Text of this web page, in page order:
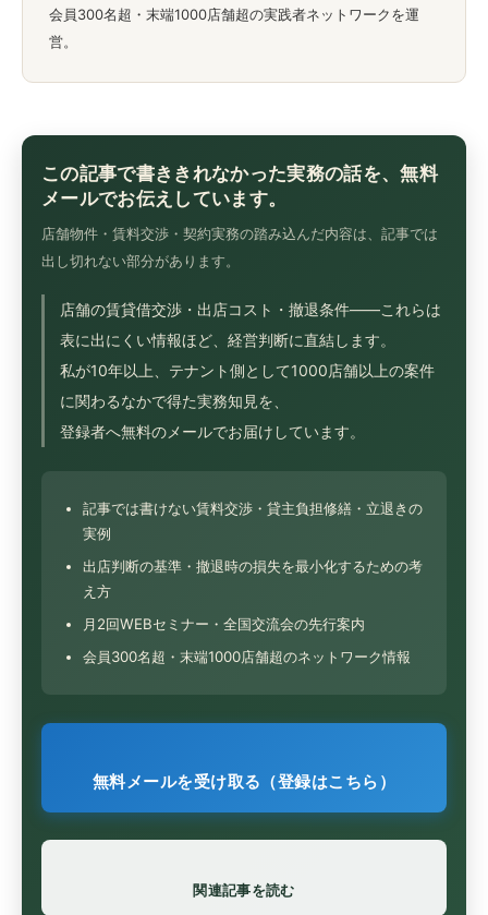
会員300名超・末端1000店舗超の実践者ネットワークを運
営。
この記事で書ききれなかった実務の話を、無料
メールでお伝えしています。
店舗物件・賃料交渉・契約実務の踏み込んだ内容は、記事では
出し切れない部分があります。
店舗の賃貸借交渉・出店コスト・撤退条件——これらは
表に出にくい情報ほど、経営判断に直結します。
私が10年以上、テナント側として1000店舗以上の案件
に関わるなかで得た実務知見を、
登録者へ無料のメールでお届けしています。
記事では書けない賃料交渉・貸主負担修繕・立退きの
実例
出店判断の基準・撤退時の損失を最小化するための考
え方
月2回WEBセミナー・全国交流会の先行案内
会員300名超・末端1000店舗超のネットワーク情報
無料メールを受け取る（登録はこちら）
関連記事を読む